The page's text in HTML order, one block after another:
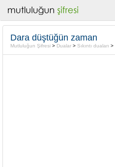
Dara düştüğün zaman
Mutluluğun Şifresi > Dualar > Sıkıntı duaları >